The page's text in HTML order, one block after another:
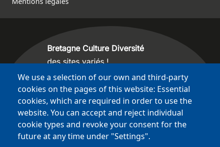
Bretagne Culture Diversité
des sites variés !
Sites
BCD
Bazhvalan
Bécédia
BED
PCI
We use a selection of our own and third-party
cookies on the pages of this website: Essential
cookies, which are required in order to use the
website. You can accept and reject individual
cookie types and revoke your consent for the
future at any time under "Settings".